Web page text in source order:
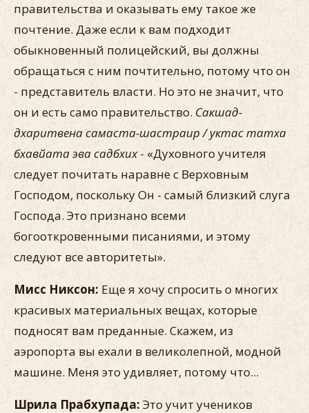
правительства и оказывать ему такое же
почтение. Даже если к вам подходит
обыкновенный полицейский, вы должны
обращаться с ним почтительно, потому что он
- представитель власти. Но это не значит, что
он и есть само правительство. Сакшад-
дхаритвена самаста-шастраир / уктас татха
бхавйата эва садбхих- «Духовного учителя
следует почитать наравне с Верховным
Господом, поскольку Он - самый близкий слуга
Господа. Это признано всеми
богооткровенными писаниями, и этому
следуют все авторитеты».
Мисс Никсон: Еще я хочу спросить о многих
красивых материальных вещах, которые
подносят вам преданные. Скажем, из
аэропорта вы ехали в великолепной, модной
машине. Меня это удивляет, потому что...
Шрила Прабхупада: Это учит учеников